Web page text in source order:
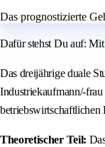
Das prognostizierte
Dafür stehst Du auf:
Das dreijährige duale
Industriekaufmann/-
betriebswirtschaftlichen
Theoretischer Teil: